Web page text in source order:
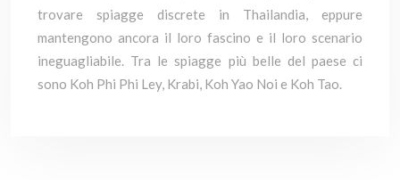
trovare spiagge discrete in Thailandia, eppure
mantengono ancora il loro fascino e il loro scenario
ineguagliabile. Tra le spiagge più belle del paese ci
sono Koh Phi Phi Ley, Krabi, Koh Yao Noi e Koh Tao.